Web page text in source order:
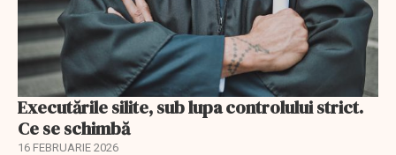
Executările silite, sub lupa controlului strict.
Ce se schimbă
16 FEBRUARIE 2026